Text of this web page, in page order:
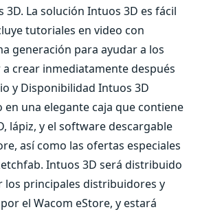
La solución Intuos 3D es fácil
tutoriales en video con
generación para ayudar a los
crear inmediatamente después
y Disponibilidad Intuos 3D
en una elegante caja que contiene
lápiz, y el software descargable
así como las ofertas especiales
Intuos 3D será distribuido
los principales distribuidores y
el Wacom eStore, y estará